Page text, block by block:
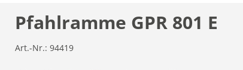
Pfahlramme GPR 801 E
Art.-Nr.: 94419